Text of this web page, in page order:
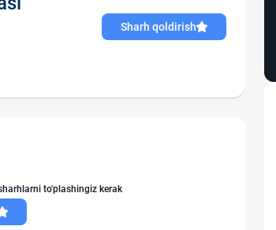
Sharh qoldirish
to'plashingiz kerak